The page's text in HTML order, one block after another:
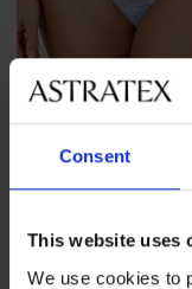
Consent
This website uses
We use cookies to
Brazilian slip Breeze
36,99 €actie 3+1